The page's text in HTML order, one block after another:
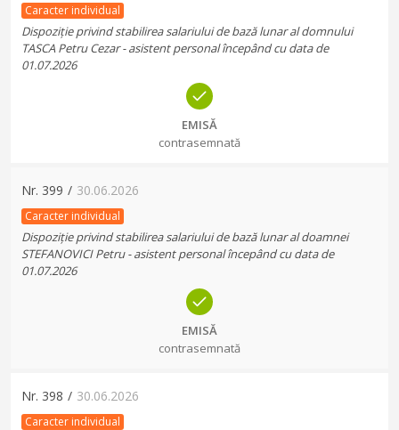
Caracter individual
Dispoziție privind stabilirea salariului de bază lunar al domnului
TASCA Petru Cezar - asistent personal începând cu data de
01.07.2026
EMISĂ
contrasemnată
Nr. 399 / 30.06.2026
Caracter individual
Dispoziție privind stabilirea salariului de bază lunar al doamnei
STEFANOVICI Petru - asistent personal începând cu data de
01.07.2026
EMISĂ
contrasemnată
Nr. 398 / 30.06.2026
Caracter individual